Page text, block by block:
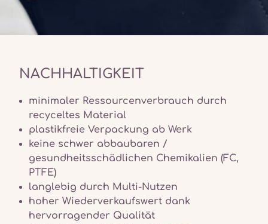
NACHHALTIGKEIT
minimaler Ressourcenverbrauch durch
recyceltes Material
plastikfreie Verpackung ab Werk
keine schwer abbaubaren /
gesundheitsschädlichen Chemikalien (FC,
PTFE)
langlebig durch Multi-Nutzen
hoher Wiederverkaufswert dank
hervorragender Qualität